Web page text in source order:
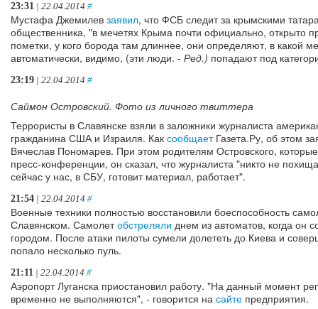
23:31 | 22.04.2014 #
Мустафа Джемилев заявил, что ФСБ следит за крымскими
общественника, "в мечетях Крыма почти официально, открыто
пометки, у кого борода там длиннее, они определяют, в какой
автоматически, видимо, (эти люди. - Ред.) попадают под
23:19 | 22.04.2014 #
Саймон Островский. Фото из личного твиттера
Террористы в Славянске взяли в заложники журналиста
гражданина США и Израиля. Как сообщаетГазета.Ру, об этом
Вячеслав Пономарев. При этом родителям Островского,
пресс-конференции, он сказал, что журналиста "никто не
сейчас у нас, в СБУ, готовит материал, работает".
21:54 | 22.04.2014 #
Военные техники полностью восстановили боеспособность
Славянском. Самолетобстреляли днем из автоматов, когда он
городом. После атаки пилоты сумели долететь до Киева и
попало несколько пуль.
21:11 | 22.04.2014 #
Аэропорт Луганска приостановил работу. "На данный момент
временно не выполняются", - говорится на сайте предприятия.